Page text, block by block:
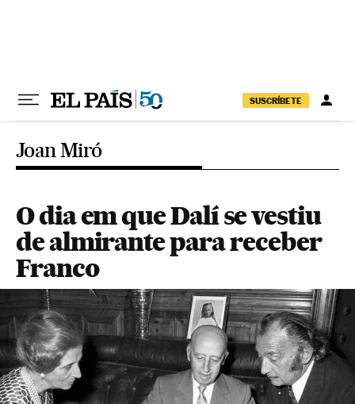
SUSCRÍBETE
Joan Miró
O dia em que Dalí se vestiu
de almirante para receber
Franco